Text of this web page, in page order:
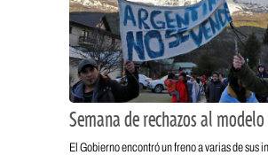
Semana de rechazos al modelo
El Gobierno encontró un freno a varias de sus